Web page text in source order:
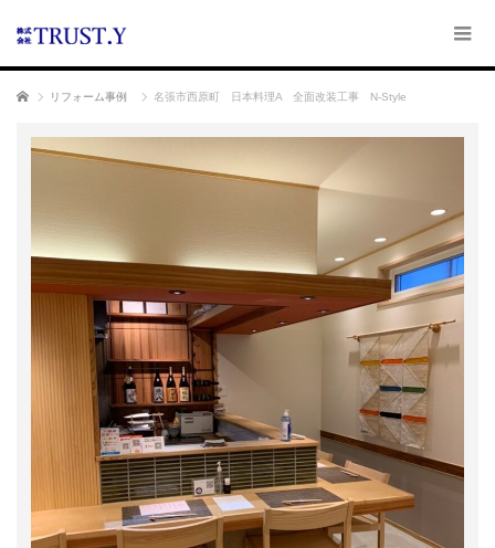
ホーム リフォーム事例 名張市西原町 日本料理A 全面改装工事 N-Style